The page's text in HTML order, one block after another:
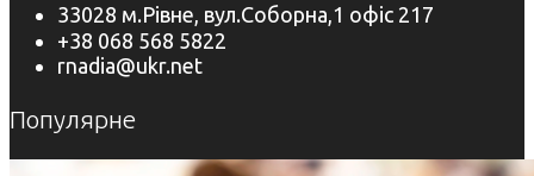
33028 м.Рівне, вул.Соборна,1 офіс 217
+38 068 568 5822
rnadia@ukr.net
Популярне